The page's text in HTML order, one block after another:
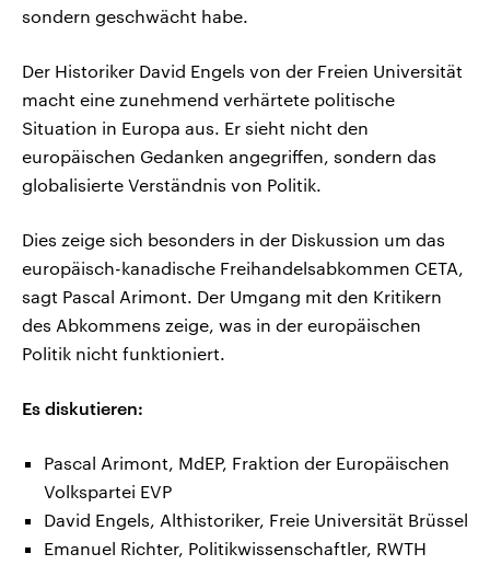
sondern geschwächt habe.
Der Historiker David Engels von der Freien Universität
macht eine zunehmend verhärtete politische
Situation in Europa aus. Er sieht nicht den
europäischen Gedanken angegriffen, sondern das
globalisierte Verständnis von Politik.
Dies zeige sich besonders in der Diskussion um das
europäisch-kanadische Freihandelsabkommen CETA,
sagt Pascal Arimont. Der Umgang mit den Kritikern
des Abkommens zeige, was in der europäischen
Politik nicht funktioniert.
Es diskutieren:
Pascal Arimont, MdEP, Fraktion der Europäischen
Volkspartei EVP
David Engels, Althistoriker, Freie Universität Brüssel
Emanuel Richter, Politikwissenschaftler, RWTH